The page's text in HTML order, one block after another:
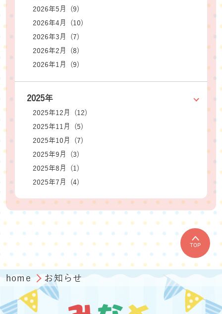
2026年5月 (9)
2026年4月 (10)
2026年3月 (7)
2026年2月 (8)
2026年1月 (9)
2025年
2025年12月 (12)
2025年11月 (5)
2025年10月 (7)
2025年9月 (3)
2025年8月 (1)
2025年7月 (4)
TOP
home お知らせ